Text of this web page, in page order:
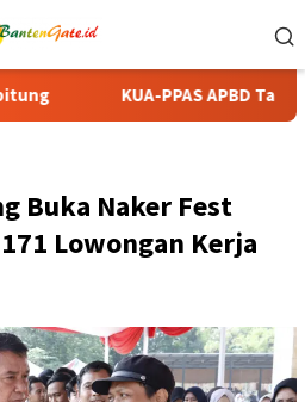
2027 Disepakati, DPRD dan
Buka Naker Fest
Lowongan Kerja